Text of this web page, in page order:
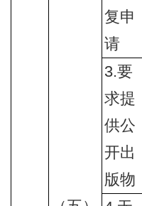
复申
请
3.要
求提
供公
开出
版物